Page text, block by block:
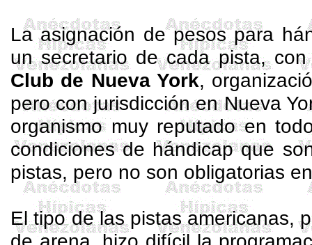
La asignación de pesos para
un secretario de cada pista,
Club de Nueva York,
pero con jurisdicción en Nueva
organismo muy reputado en
condiciones de hándicap que
pistas, pero no son obligatorias
El tipo de las pistas americanas,